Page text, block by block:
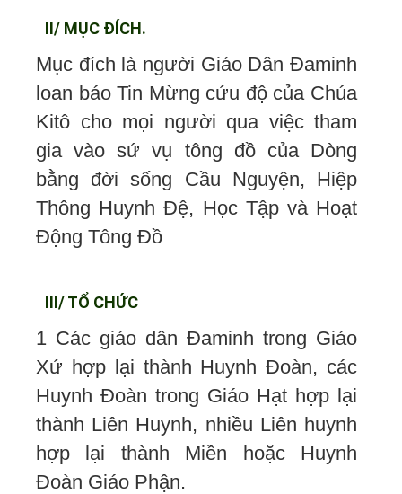
II/ MỤC ĐÍCH.
Mục đích là người Giáo Dân Đaminh
loan báo Tin Mừng cứu độ của Chúa
Kitô cho mọi người qua việc tham
gia vào sứ vụ tông đồ của Dòng
bằng đời sống Cầu Nguyện, Hiệp
Thông Huynh Đệ, Học Tập và Hoạt
Động Tông Đồ
III/ TỔ CHỨC
1 Các giáo dân Đaminh trong Giáo
Xứ hợp lại thành Huynh Đoàn, các
Huynh Đoàn trong Giáo Hạt hợp lại
thành Liên Huynh, nhiều Liên huynh
hợp lại thành Miền hoặc Huynh
Đoàn Giáo Phận.